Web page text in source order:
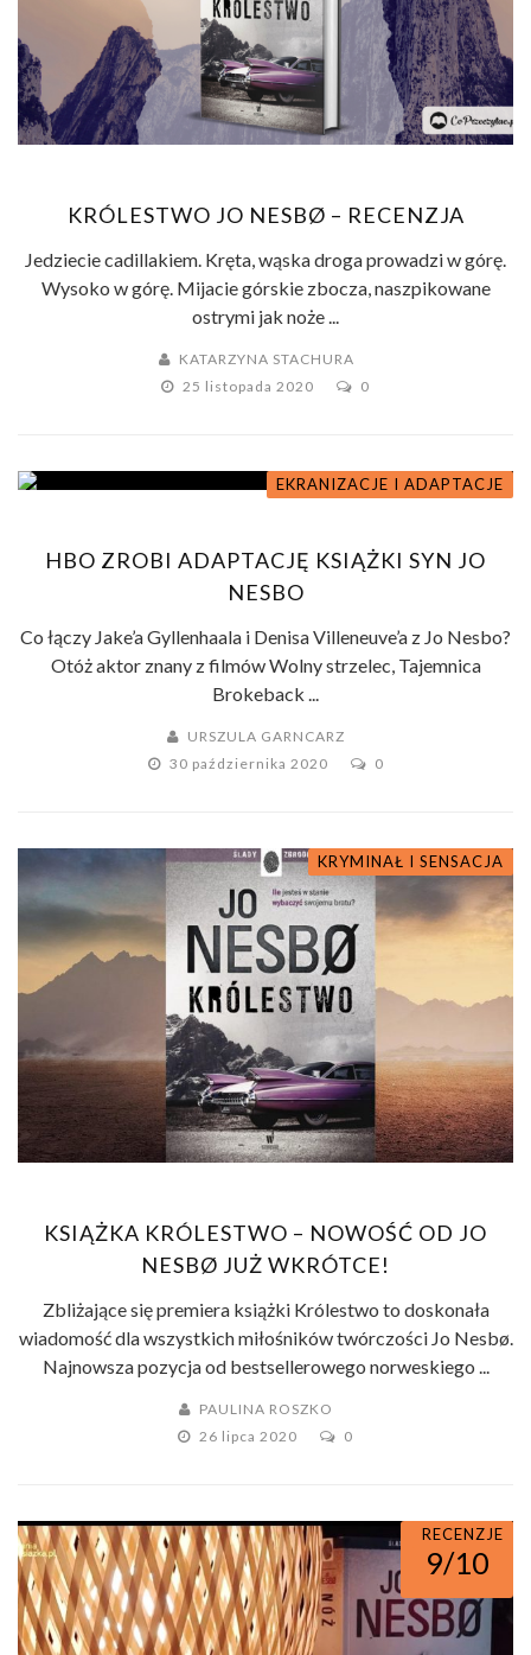
KRÓLESTWO JO NESBØ – RECENZJA
Jedziecie cadillakiem. Kręta, wąska droga prowadzi w górę.
Wysoko w górę. Mijacie górskie zbocza, naszpikowane
ostrymi jak noże ...
KATARZYNA STACHURA
25 listopada 2020
0
EKRANIZACJE I ADAPTACJE
HBO ZROBI ADAPTACJĘ KSIĄŻKI SYN JO
NESBO
Co łączy Jake’a Gyllenhaala i Denisa Villeneuve’a z Jo Nesbo?
Otóż aktor znany z filmów Wolny strzelec, Tajemnica
Brokeback ...
URSZULA GARNCARZ
30 października 2020
0
KRYMINAŁ I SENSACJA
KSIĄŻKA KRÓLESTWO – NOWOŚĆ OD JO
NESBØ JUŻ WKRÓTCE!
Zbliżające się premiera książki Królestwo to doskonała
wiadomość dla wszystkich miłośników twórczości Jo Nesbø.
Najnowsza pozycja od bestsellerowego norweskiego ...
PAULINA ROSZKO
26 lipca 2020
0
RECENZJE
9/10